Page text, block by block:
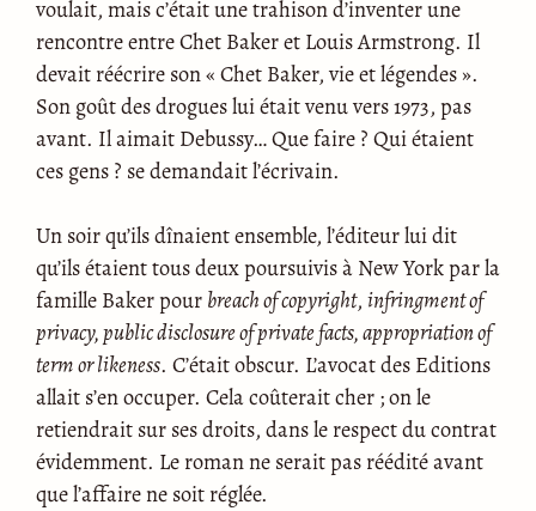
voulait, mais c’était une trahison d’inventer une
rencontre entre Chet Baker et Louis Armstrong. Il
devait réécrire son « Chet Baker, vie et légendes ».
Son goût des drogues lui était venu vers 1973, pas
avant. Il aimait Debussy… Que faire ? Qui étaient
ces gens ? se demandait l’écrivain.
Un soir qu’ils dînaient ensemble, l’éditeur lui dit
qu’ils étaient tous deux poursuivis à New York par la
famille Baker pour breach of copyright, infringment of
privacy, public disclosure of private facts, appropriation of
term or likeness. C’était obscur. L’avocat des Editions
allait s’en occuper. Cela coûterait cher ; on le
retiendrait sur ses droits, dans le respect du contrat
évidemment. Le roman ne serait pas réédité avant
que l’affaire ne soit réglée.